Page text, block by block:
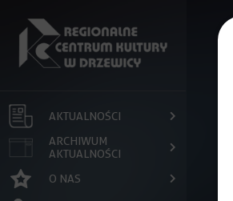
AKTUALNOŚCI
ARCHIWUM
AKTUALNOŚCI
O NAS